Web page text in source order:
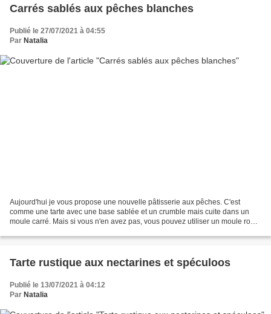
Carrés sablés aux pêches blanches
Publié le 27/07/2021 à 04:55
Par Natalia
Aujourd'hui je vous propose une nouvelle pâtisserie aux pêches. C'est
comme une tarte avec une base sablée et un crumble mais cuite dans un
moule carré. Mais si vous n'en avez pas, vous pouvez utiliser un moule rond
Tarte rustique aux nectarines et spéculoos
Publié le 13/07/2021 à 04:12
Par Natalia